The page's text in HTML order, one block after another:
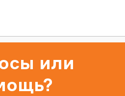
или